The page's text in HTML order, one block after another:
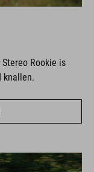
Rookie is
knallen.